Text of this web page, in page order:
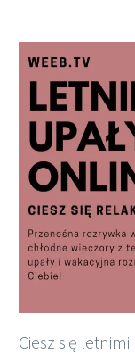
Polish
Ciesz się